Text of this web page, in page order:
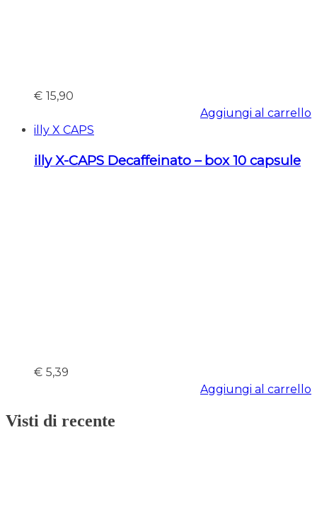
€ 15,90
Aggiungi al carrello
illy X CAPS
illy X-CAPS Decaffeinato – box 10 capsule
€ 5,39
Aggiungi al carrello
Visti di recente